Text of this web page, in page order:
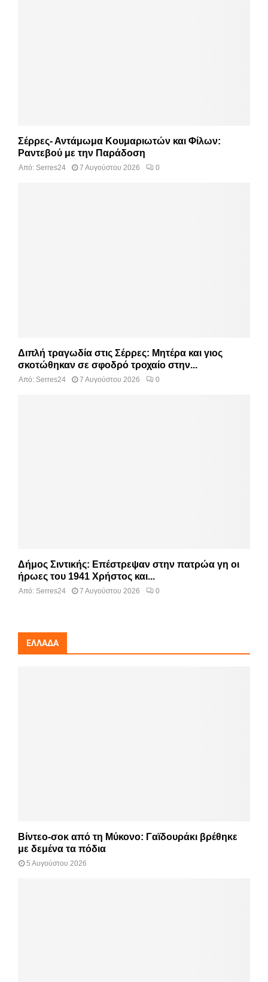
Σέρρες- Αντάμωμα Κουμαριωτών και Φίλων:
Ραντεβού με την Παράδοση
Από: Serres24 7 Αυγούστου 2026 0
Διπλή τραγωδία στις Σέρρες: Μητέρα και γιος
σκοτώθηκαν σε σφοδρό τροχαίο στην...
Από: Serres24 7 Αυγούστου 2026 0
Δήμος Σιντικής: Επέστρεψαν στην πατρώα γη οι
ήρωες του 1941 Χρήστος και...
Από: Serres24 7 Αυγούστου 2026 0
ΕΛΛΆΔΑ
Βίντεο-σοκ από τη Μύκονο: Γαϊδουράκι βρέθηκε
με δεμένα τα πόδια
5 Αυγούστου 2026